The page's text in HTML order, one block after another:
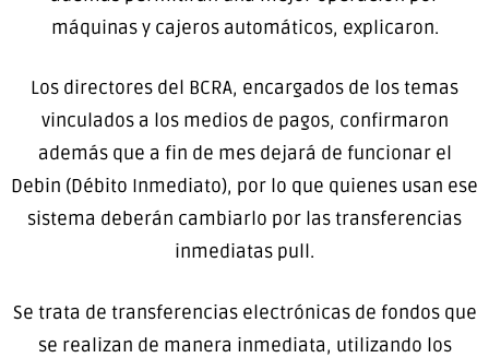
máquinas y cajeros automáticos, explicaron.
Los directores del BCRA, encargados de los temas
vinculados a los medios de pagos, confirmaron
además que a fin de mes dejará de funcionar el
Debin (Débito Inmediato), por lo que quienes usan ese
sistema deberán cambiarlo por las transferencias
inmediatas pull.
Se trata de transferencias electrónicas de fondos que
se realizan de manera inmediata, utilizando los